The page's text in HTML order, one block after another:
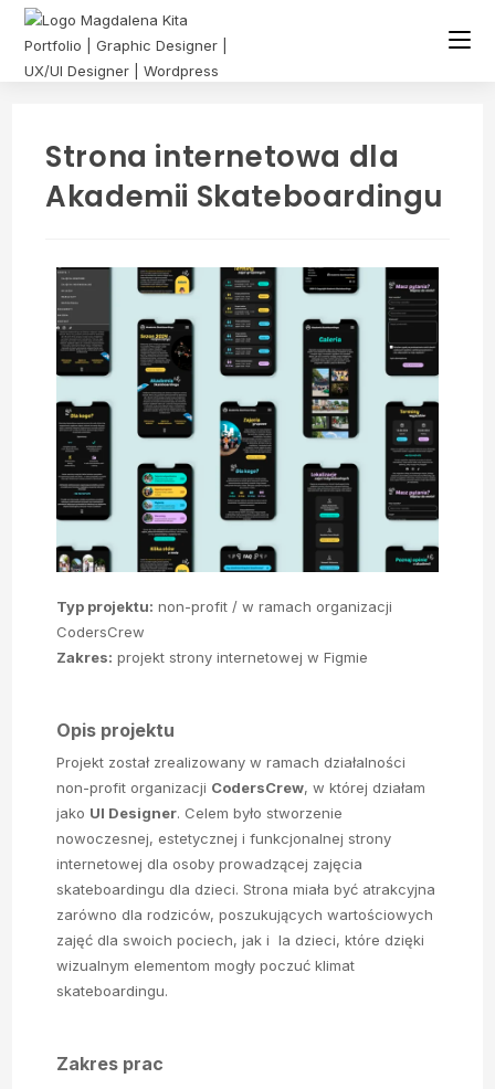
Strona internetowa dla
Akademii Skateboardingu
Typ projektu: non-profit / w ramach organizacji
CodersCrew
Zakres: projekt strony internetowej w Figmie
Opis projektu
Projekt został zrealizowany w ramach działalności
non-profit organizacji CodersCrew, w której działam
jako UI Designer. Celem było stworzenie
nowoczesnej, estetycznej i funkcjonalnej strony
internetowej dla osoby prowadzącej zajęcia
skateboardingu dla dzieci. Strona miała być atrakcyjna
zarówno dla rodziców, poszukujących wartościowych
zajęć dla swoich pociech, jak i la dzieci, które dzięki
wizualnym elementom mogły poczuć klimat
skateboardingu.
Zakres prac